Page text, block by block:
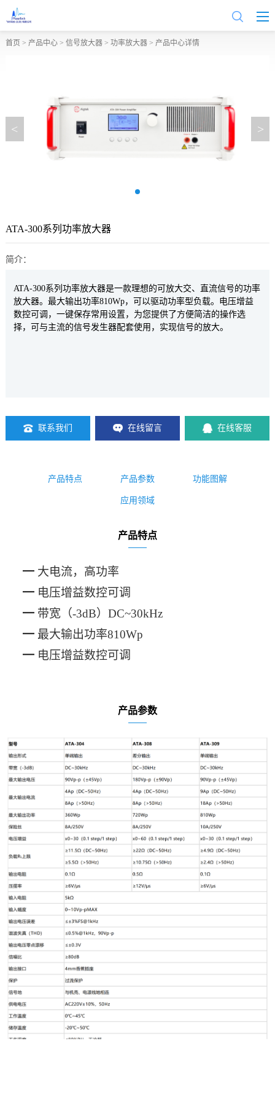
首页 > 产品中心> 信号放大器> 功率放大器> 产品中心详情
< >
ATA-300系列功率放大器
简介：
ATA-300系列功率放大器是一款理想的可放大交、直流信号的功率
放大器。最大输出功率810Wp，可以驱动功率型负载。电压增益
数控可调，一键保存常用设置，为您提供了方便简洁的操作选
择，可与主流的信号发生器配套使用，实现信号的放大。
联系我们 在线留言 在线客服
产品特点 产品参数 功能图解
应用领域
产品特点
━ 大电流，高功率
━ 电压增益数控可调
━ 带宽（-3dB）DC~30kHz
━ 最大输出功率810Wp
━ 电压增益数控可调
产品参数